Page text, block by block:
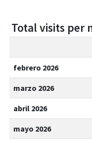
Total visits per
febrero 2026
marzo 2026
abril 2026
mayo 2026